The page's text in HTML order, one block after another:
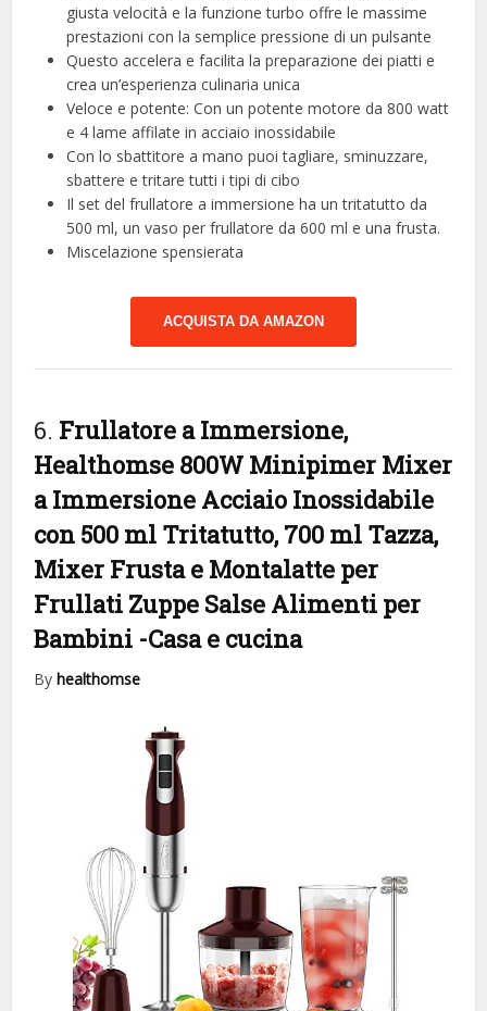
giusta velocità e la funzione turbo offre le massime
prestazioni con la semplice pressione di un pulsante
Questo accelera e facilita la preparazione dei piatti e
crea un’esperienza culinaria unica
Veloce e potente: Con un potente motore da 800 watt
e 4 lame affilate in acciaio inossidabile
Con lo sbattitore a mano puoi tagliare, sminuzzare,
sbattere e tritare tutti i tipi di cibo
Il set del frullatore a immersione ha un tritatutto da
500 ml, un vaso per frullatore da 600 ml e una frusta.
Miscelazione spensierata
ACQUISTA DA AMAZON
6. Frullatore a Immersione,
Healthomse 800W Minipimer Mixer
a Immersione Acciaio Inossidabile
con 500 ml Tritatutto, 700 ml Tazza,
Mixer Frusta e Montalatte per
Frullati Zuppe Salse Alimenti per
Bambini -Casa e cucina
Byhealthomse